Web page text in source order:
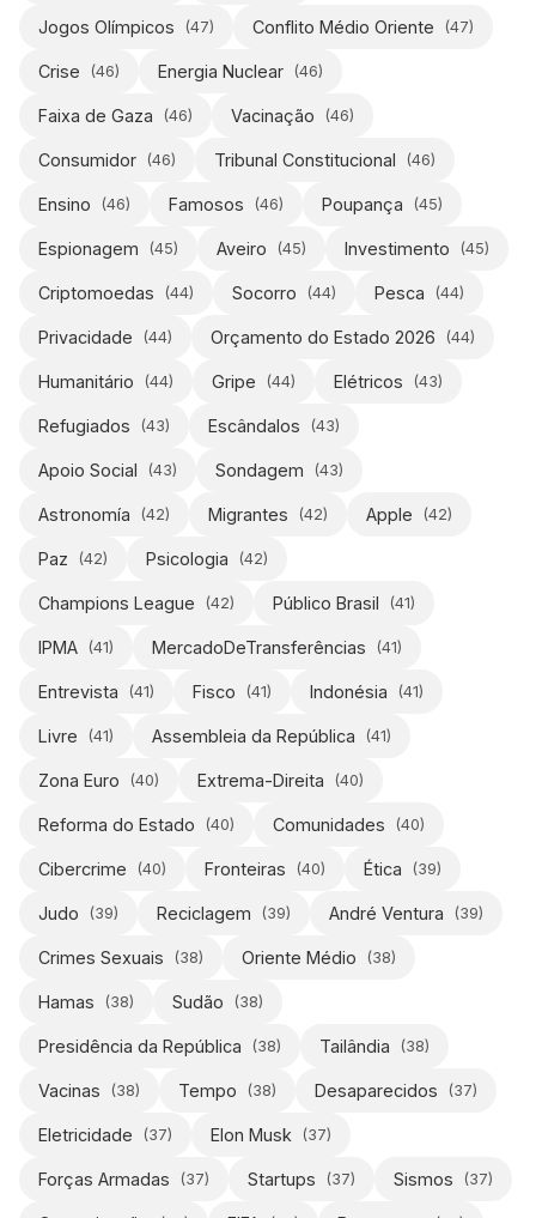
Jogos Olímpicos (47) Conflito Médio Oriente (47)
Crise (46) Energia Nuclear (46)
Faixa de Gaza (46) Vacinação (46)
Consumidor (46) Tribunal Constitucional (46)
Ensino (46) Famosos (46) Poupança (45)
Espionagem (45) Aveiro (45) Investimento (45)
Criptomoedas (44) Socorro (44) Pesca (44)
Privacidade (44) Orçamento do Estado 2026 (44)
Humanitário (44) Gripe (44) Elétricos (43)
Refugiados (43) Escândalos (43)
Apoio Social (43) Sondagem (43)
Astronomía (42) Migrantes (42) Apple (42)
Paz (42) Psicologia (42)
Champions League (42) Público Brasil (41)
IPMA (41) MercadoDeTransferências (41)
Entrevista (41) Fisco (41) Indonésia (41)
Livre (41) Assembleia da República (41)
Zona Euro (40) Extrema-Direita (40)
Reforma do Estado (40) Comunidades (40)
Cibercrime (40) Fronteiras (40) Ética (39)
Judo (39) Reciclagem (39) André Ventura (39)
Crimes Sexuais (38) Oriente Médio (38)
Hamas (38) Sudão (38)
Presidência da República (38) Tailândia (38)
Vacinas (38) Tempo (38) Desaparecidos (37)
Eletricidade (37) Elon Musk (37)
Forças Armadas (37) Startups (37) Sismos (37)